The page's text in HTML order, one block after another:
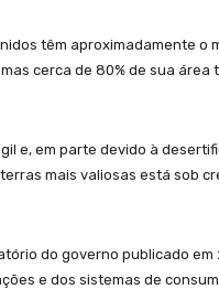
têm aproximadamente o
cerca de 80% de sua área
e, em parte devido à
mais valiosas está sob
do governo publicado em
e dos sistemas de